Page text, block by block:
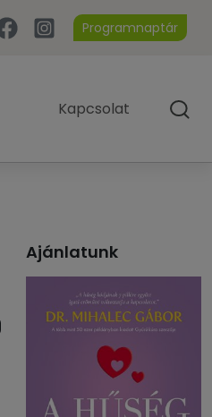
Programnaptár
Kapcsolat
Ajánlatunk